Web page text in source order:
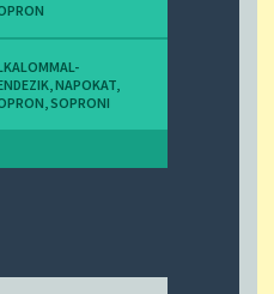
,NAPOKAT,
,SOPRONI